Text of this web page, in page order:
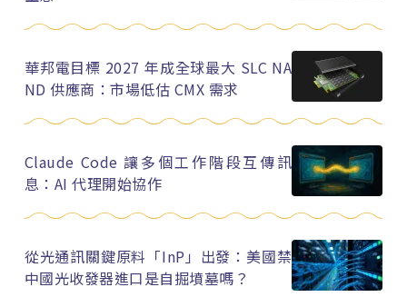
華邦電目標 2027 年成全球最大 SLC NA
ND 供應商：市場低估 CMX 需求
Claude Code 讓多個工作階段互傳訊
息：AI 代理開始協作
從光通訊關鍵原料「InP」出發：美國禁
中國光收發器進口是自掘墳墓嗎？